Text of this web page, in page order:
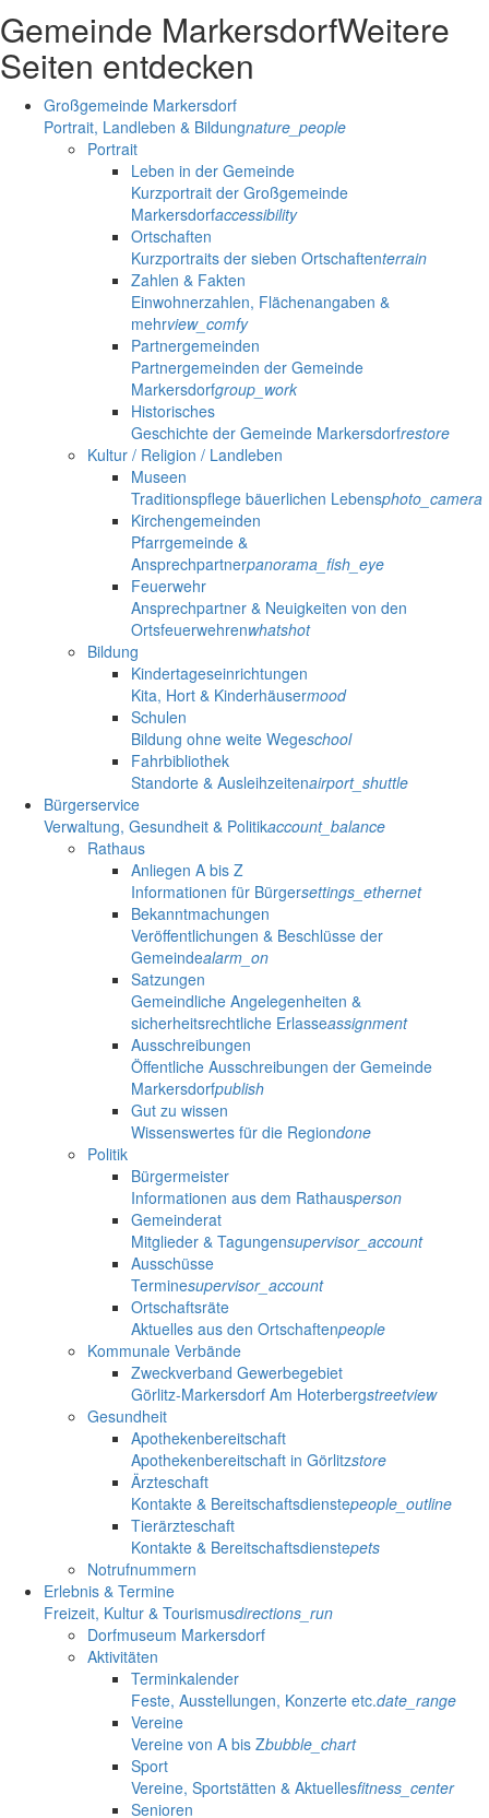
Gemeinde MarkersdorfWeitere
Seiten entdecken
Großgemeinde Markersdorf
Portrait, Landleben & Bildungnature_people
Portrait
Leben in der Gemeinde
Kurzportrait der Großgemeinde
Markersdorfaccessibility
Ortschaften
Kurzportraits der sieben Ortschaftenterrain
Zahlen & Fakten
Einwohnerzahlen, Flächenangaben &
mehrview_comfy
Partnergemeinden
Partnergemeinden der Gemeinde
Markersdorfgroup_work
Historisches
Geschichte der Gemeinde Markersdorfrestore
Kultur / Religion / Landleben
Museen
Traditionspflege bäuerlichen Lebensphoto_camera
Kirchengemeinden
Pfarrgemeinde &
Ansprechpartnerpanorama_fish_eye
Feuerwehr
Ansprechpartner & Neuigkeiten von den
Ortsfeuerwehrenwhatshot
Bildung
Kindertageseinrichtungen
Kita, Hort & Kinderhäusermood
Schulen
Bildung ohne weite Wegeschool
Fahrbibliothek
Standorte & Ausleihzeitenairport_shuttle
Bürgerservice
Verwaltung, Gesundheit & Politikaccount_balance
Rathaus
Anliegen A bis Z
Informationen für Bürgersettings_ethernet
Bekanntmachungen
Veröffentlichungen & Beschlüsse der
Gemeindealarm_on
Satzungen
Gemeindliche Angelegenheiten &
sicherheitsrechtliche Erlasseassignment
Ausschreibungen
Öffentliche Ausschreibungen der Gemeinde
Markersdorfpublish
Gut zu wissen
Wissenswertes für die Regiondone
Politik
Bürgermeister
Informationen aus dem Rathausperson
Gemeinderat
Mitglieder & Tagungensupervisor_account
Ausschüsse
Terminesupervisor_account
Ortschaftsräte
Aktuelles aus den Ortschaftenpeople
Kommunale Verbände
Zweckverband Gewerbegebiet
Görlitz-Markersdorf Am Hoterbergstreetview
Gesundheit
Apothekenbereitschaft
Apothekenbereitschaft in Görlitzstore
Ärzteschaft
Kontakte & Bereitschaftsdienstepeople_outline
Tierärzteschaft
Kontakte & Bereitschaftsdienstepets
Notrufnummern
Erlebnis & Termine
Freizeit, Kultur & Tourismusdirections_run
Dorfmuseum Markersdorf
Aktivitäten
Terminkalender
Feste, Ausstellungen, Konzerte etc.date_range
Vereine
Vereine von A bis Zbubble_chart
Sport
Vereine, Sportstätten & Aktuellesfitness_center
Senioren